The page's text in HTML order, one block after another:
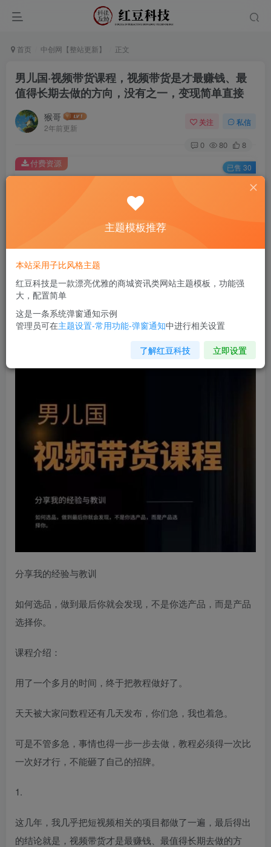
首页 中创网【整站更新】 正文
男儿国·视频带货课程，视频带货是才‬最赚钱、最
值得长期去做的方向，没有之一，变现简单直接
猴哥
2年前更新
关注 私信
0 80 8
此内容为付费资源，请付费后查看
￥9.9
您当前未登录！建议登陆后购买，可保存购买订单
付费资源 已售 30
男儿国·视频带货课程，视频带货是才‬最赚钱、最值得长期去
做的方向，没有之一，变现简单直接
分享我的经验与教训
如何选品，做到最后你就会发现，不是你选产品，而是产品
选择你。
课程介绍：
用了一个多月的时间，终于把教程做好了。
天天被大家问数程还有几天发布，你们急，我也着急。
可是不管多急，事情也得一步一步去做，教程必须得一次比
一次好才行，不能砸了自己的招牌。
1.
这几年，我几乎把短视频相关的项目都做了一遍，最后得出
的结论就是，视频带货才是最赚钱、最值得长期去做的方
主题模板推荐
本站采用子比风格主题
红豆科技是一款漂亮优雅的商城资讯类网站主题模板，功能强
大，配置简单
这是一条系统弹窗通知示例
管理员可在主题设置-常用功能-弹窗通知中进行相关设置
了解红豆科技 立即设置